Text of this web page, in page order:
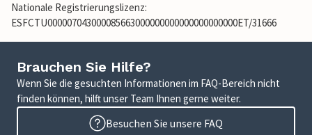
Nationale Registrierungslizenz:
ESFCTU000007043000085663000000000000000000000ET/31666
Brauchen Sie Hilfe?
Wenn Sie die gesuchten Informationen im FAQ-Bereich nicht
finden können, hilft unser Team Ihnen gerne weiter.
Besuchen Sie unsere FAQ